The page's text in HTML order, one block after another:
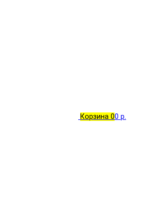
Корзина 00 р.